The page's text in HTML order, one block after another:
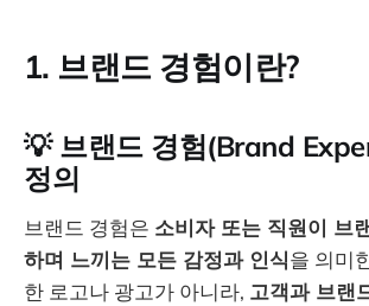
1. 브랜드 경험이란?
💡 브랜드 경험(Brand
정의
브랜드 경험은 소비자 또는 직원이 브
하며 느끼는 모든 감정과 인식을 의미
한 로고나 광고가 아니라, 고객과 브랜